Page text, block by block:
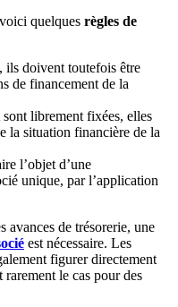
quelques règles de
ils doivent toutefois être
de financement de la
librement fixées, elles
la situation financière de la
l’objet d’une
unique, par l’application
avances de trésorerie, une
est nécessaire. Les
figurer directement
rarement le cas pour des